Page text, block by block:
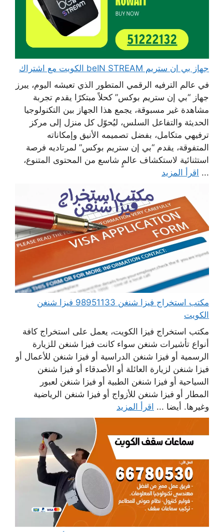
جهاز بي ان ستريم beIN STREAM الكويت مع اشتراك
في عالم الترفيه الرقمي المتطور الذي تعيشه اليوم، يبرز
جهاز “بي إن ستريم بوكس” كحلاً مبتكرًا يقدم تجربة
مشاهدة غير مسبوقة، يجمع هذا الجهاز بين التكنولوجيا
الحديثة والتفاعل السلس، ليُحوّل كل منزل إلى مركز
ترفيهي متكامل، بفضل تصميمه الأنيق وإمكاناته
المتفوقة، يقدم “بي إن ستريم بوكس” لمرتاديه فرصة
استثنائية لاستكشاف عالمٍ شاسع من المحتوى المتنوع،
... اقرأ المزيد
مكتب استخراج فيزا شنغن 98951133 فيزا شنغن
الكويت
مكتب استخراج فيزا الكويت، يعمل على استخراج كافة
أنواع تأشيرات شنغن سواء كانت فيزا شنغن للزيارة
الرسمية أو فيزا شنغن الدراسية أو فيزا شنغن للأعمال أو
فيزا شنغن لزيارة العائلة أو الأصدقاء أو فيزا شنغن
السياحية أو فيزا شنغن الطبية أو فيزا شنغن لعبور
المطار أو فيزا شنغن للأزواج أو فيزا شنغن الرياضية
وغيرها. أيضا ... اقرأ المزيد